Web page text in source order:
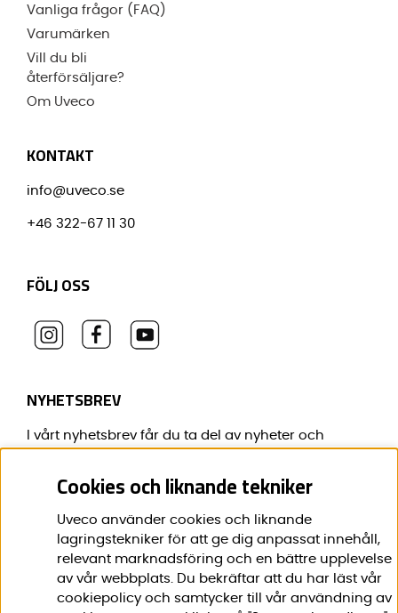
Vanliga frågor (FAQ)
Varumärken
Vill du bli
återförsäljare?
Om Uveco
KONTAKT
info@uveco.se
+46 322-67 11 30
FÖLJ OSS
NYHETSBREV
I vårt nyhetsbrev får du ta del av nyheter och
Förnamn:*
Cookies och liknande tekniker
Uveco använder cookies och liknande
lagringstekniker för att ge dig anpassat innehåll,
relevant marknadsföring och en bättre upplevelse
av vår webbplats. Du bekräftar att du har läst vår
cookiepolicy och samtycker till vår användning av